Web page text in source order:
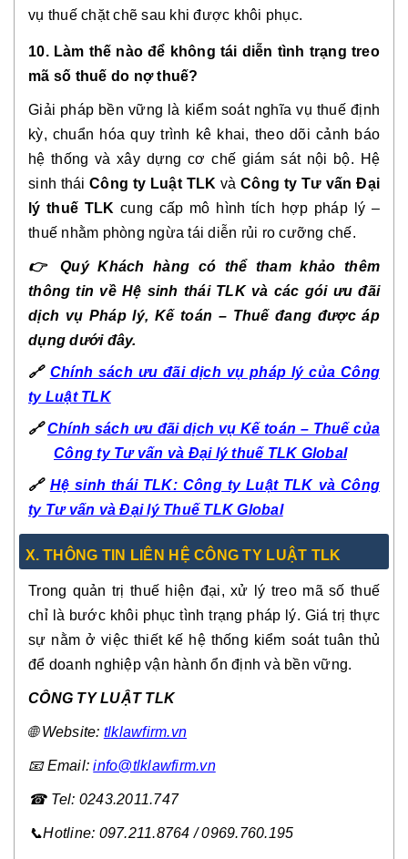
vụ thuế chặt chẽ sau khi được khôi phục.
10. Làm thế nào để không tái diễn tình trạng treo
mã số thuế do nợ thuế?
Giải pháp bền vững là kiểm soát nghĩa vụ thuế định
kỳ, chuẩn hóa quy trình kê khai, theo dõi cảnh báo
hệ thống và xây dựng cơ chế giám sát nội bộ. Hệ
sinh tháiCông ty Luật TLK vàCông ty Tư vấn Đại
lý thuế TLK cung cấp mô hình tích hợp pháp lý –
thuế nhằm phòng ngừa tái diễn rủi ro cưỡng chế.
👉Quý Khách hàng có thể tham khảo thêm
thông tin về Hệ sinh thái TLK và các gói ưu đãi
dịch vụ Pháp lý, Kế toán – Thuế đang được áp
dụng dưới đây.
🔗 Chính sách ưu đãi dịch vụ pháp lý của Công
ty Luật TLK
🔗 Chính sách ưu đãi dịch vụ Kế toán – Thuế của
Công ty Tư vấn và Đại lý thuế TLK Global
🔗 Hệ sinh thái TLK: Công ty Luật TLK và Công
ty Tư vấn và Đại lý Thuế TLK Global
X. THÔNG TIN LIÊN HỆ CÔNG TY LUẬT TLK
Trong quản trị thuế hiện đại, xử lý treo mã số thuế
chỉ là bước khôi phục tình trạng pháp lý. Giá trị thực
sự nằm ở việc thiết kế hệ thống kiểm soát tuân thủ
để doanh nghiệp vận hành ổn định và bền vững.
CÔNG TY LUẬT TLK
🌐 Website: tlklawfirm.vn
📧 Email:info@tlklawfirm.vn
☎ Tel: 0243.2011.747
📞Hotline: 097.211.8764 / 0969.760.195